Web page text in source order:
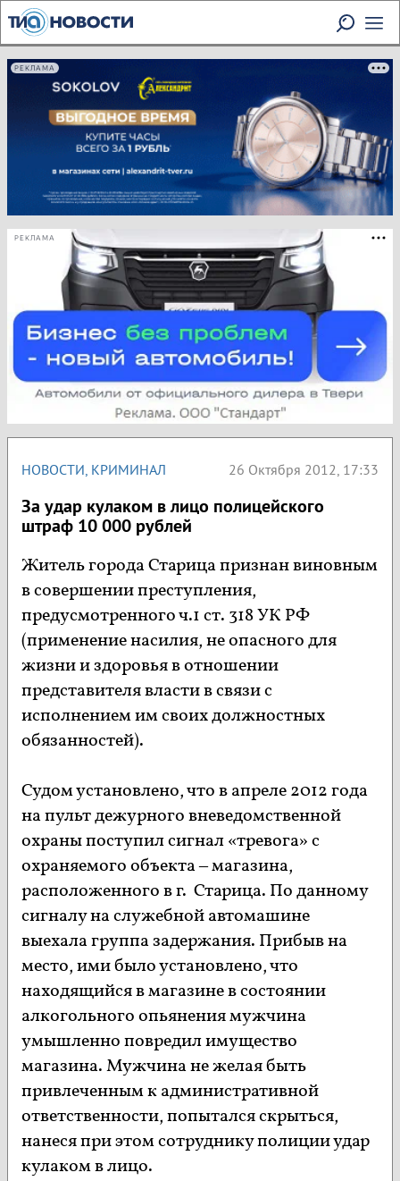
РЕКЛАМА
РЕКЛАМА
НОВОСТИ, КРИМИНАЛ 26 Октября 2012, 17:33
За удар кулаком в лицо полицейского
штраф 10 000 рублей
Житель города Старица признан виновным
в совершении преступления,
предусмотренного ч.1 ст. 318 УК РФ
(применение насилия, не опасного для
жизни и здоровья в отношении
представителя власти в связи с
исполнением им своих должностных
обязанностей).
Судом установлено, что в апреле 2012 года
на пульт дежурного вневедомственной
охраны поступил сигнал «тревога» с
охраняемого объекта – магазина,
расположенного в г. Старица. По данному
сигналу на служебной автомашине
выехала группа задержания. Прибыв на
место, ими было установлено, что
находящийся в магазине в состоянии
алкогольного опьянения мужчина
умышленно повредил имущество
магазина. Мужчина не желая быть
привлеченным к административной
ответственности, попытался скрыться,
нанеся при этом сотруднику полиции удар
кулаком в лицо.